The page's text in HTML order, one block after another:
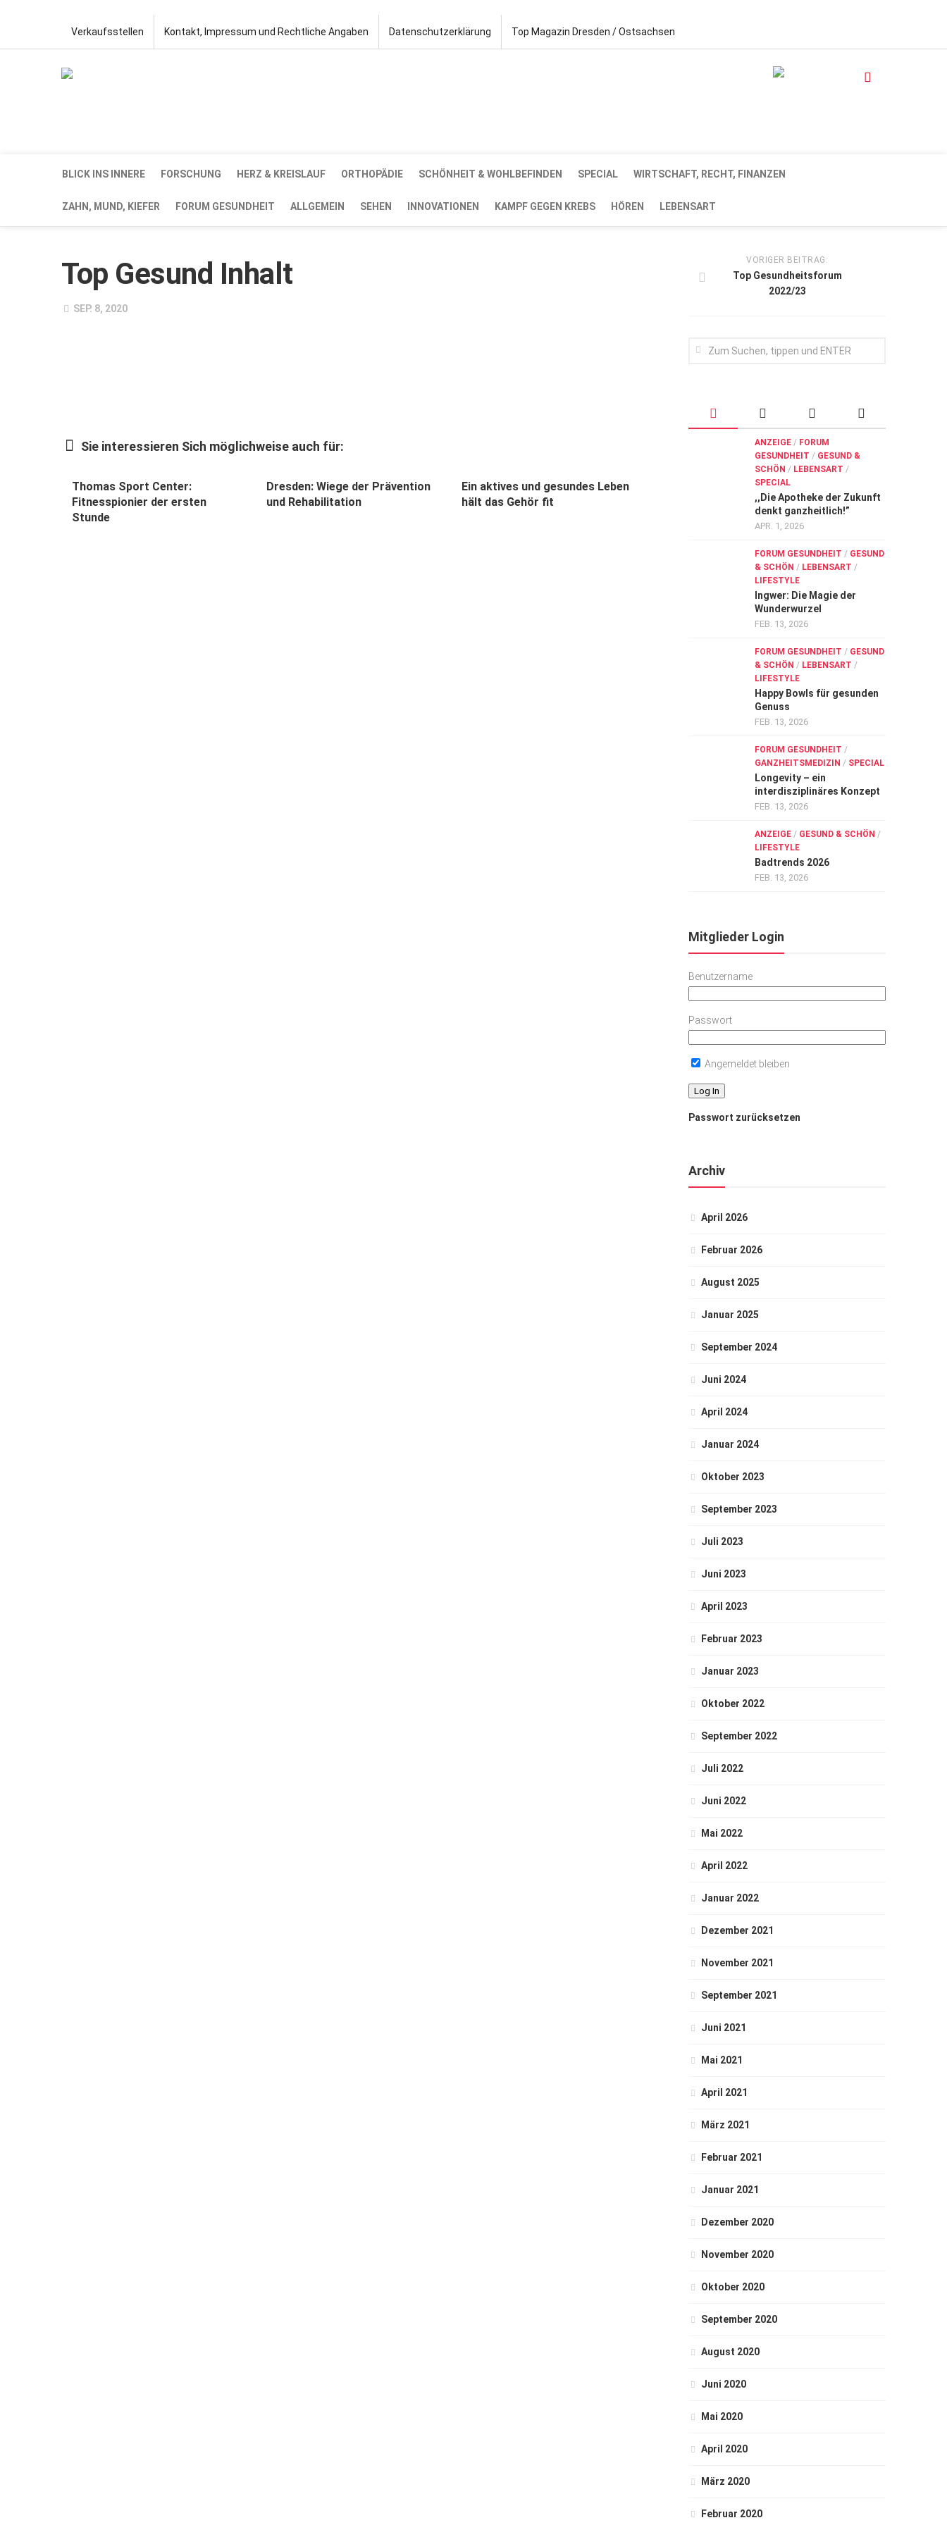
Verkaufsstellen Kontakt, Impressum und Rechtliche Angaben Datenschutzerklärung Top Magazin Dresden / Ostsachsen
BLICK INS INNERE FORSCHUNG HERZ & KREISLAUF ORTHOPÄDIE SCHÖNHEIT & WOHLBEFINDEN SPECIAL WIRTSCHAFT, RECHT, FINANZEN
ZAHN, MUND, KIEFER FORUM GESUNDHEIT ALLGEMEIN SEHEN INNOVATIONEN KAMPF GEGEN KREBS HÖREN LEBENSART
Top Gesund Inhalt
SEP. 8, 2020
Sie interessieren Sich möglichweise auch für:
Thomas Sport Center:
Fitnesspionier der ersten
Stunde
Dresden: Wiege der Prävention
und Rehabilitation
Ein aktives und gesundes Leben
hält das Gehör fit
VORIGER BEITRAG:
Top Gesundheitsforum
2022/23
ANZEIGE / FORUM
GESUNDHEIT / GESUND &
SCHÖN / LEBENSART /
SPECIAL
,,Die Apotheke der Zukunft
denkt ganzheitlich!”
APR. 1, 2026
FORUM GESUNDHEIT / GESUND
& SCHÖN / LEBENSART /
LIFESTYLE
Ingwer: Die Magie der
Wunderwurzel
FEB. 13, 2026
FORUM GESUNDHEIT / GESUND
& SCHÖN / LEBENSART /
LIFESTYLE
Happy Bowls für gesunden
Genuss
FEB. 13, 2026
FORUM GESUNDHEIT /
GANZHEITSMEDIZIN / SPECIAL
Longevity – ein
interdisziplinäres Konzept
FEB. 13, 2026
ANZEIGE / GESUND & SCHÖN /
LIFESTYLE
Badtrends 2026
FEB. 13, 2026
Mitglieder Login
Benutzername
Passwort
Angemeldet bleiben
Passwort zurücksetzen
Archiv
April 2026
Februar 2026
August 2025
Januar 2025
September 2024
Juni 2024
April 2024
Januar 2024
Oktober 2023
September 2023
Juli 2023
Juni 2023
April 2023
Februar 2023
Januar 2023
Oktober 2022
September 2022
Juli 2022
Juni 2022
Mai 2022
April 2022
Januar 2022
Dezember 2021
November 2021
September 2021
Juni 2021
Mai 2021
April 2021
März 2021
Februar 2021
Januar 2021
Dezember 2020
November 2020
Oktober 2020
September 2020
August 2020
Juni 2020
Mai 2020
April 2020
März 2020
Februar 2020